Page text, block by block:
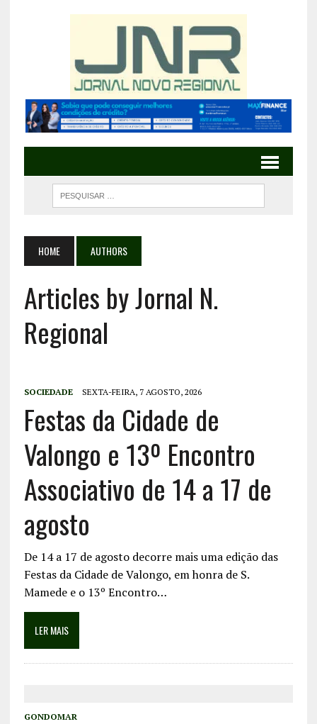
HOME AUTHORS
Articles by Jornal N.
Regional
SOCIEDADE SEXTA-FEIRA, 7 AGOSTO, 2026
Festas da Cidade de
Valongo e 13º Encontro
Associativo de 14 a 17 de
agosto
De 14 a 17 de agosto decorre mais uma edição das
Festas da Cidade de Valongo, em honra de S.
Mamede e o 13º Encontro…
LER MAIS
GONDOMAR